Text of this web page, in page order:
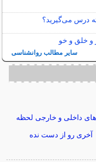
درس می‌گیرید؟
و خلق و خو
سایر مطالب روانشناسی
داخلی و خارجی لحظه
آخری رو از دست نده